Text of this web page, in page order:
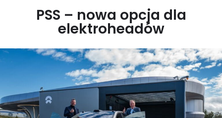
PSS – nowa opcja dla
elektroheadów